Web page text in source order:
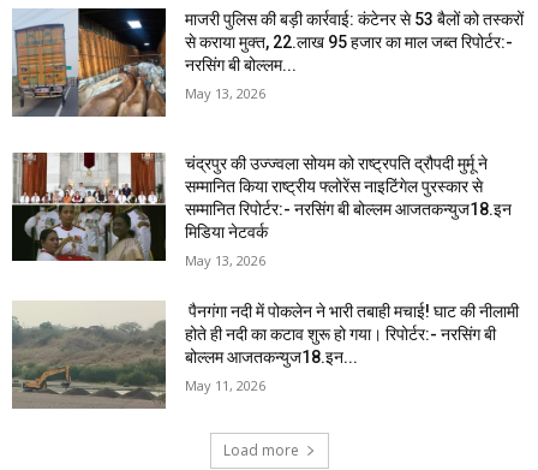
माजरी पुलिस की बड़ी कार्रवाई: कंटेनर से 53 बैलों को तस्करों
से कराया मुक्त, 22.लाख 95 हजार का माल जब्त रिपोर्टर:-
नरसिंग बी बोल्लम...
May 13, 2026
चंद्रपुर की उज्ज्वला सोयम को राष्ट्रपति द्रौपदी मुर्मू ने
सम्मानित किया राष्ट्रीय फ्लोरेंस नाइटिंगेल पुरस्कार से
सम्मानित रिपोर्टर:- नरसिंग बी बोल्लम आजतकन्युज18.इन
मिडिया नेटवर्क
May 13, 2026
पैनगंगा नदी में पोकलेन ने भारी तबाही मचाई! घाट की नीलामी
होते ही नदी का कटाव शुरू हो गया। रिपोर्टर:- नरसिंग बी
बोल्लम आजतकन्युज18.इन...
May 11, 2026
Load more